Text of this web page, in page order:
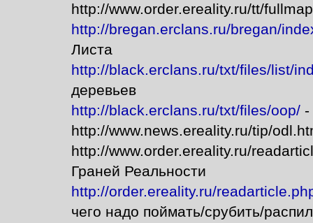
http://www.order.ereality.ru/tt/
http://bregan.erclans.ru/bregan/
Листа
http://black.erclans.ru/txt/files/list/
деревьев
http://black.erclans.ru/txt/files/oop/-
http://www.news.ereality.ru/tip/
http://www.order.ereality.ru/
Граней Реальности
http://order.ereality.ru/
чего надо поймать/срубить/